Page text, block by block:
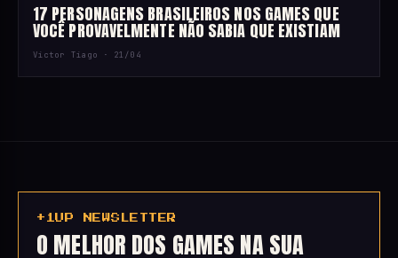
17 PERSONAGENS BRASILEIROS NOS GAMES QUE
VOCÊ PROVAVELMENTE NÃO SABIA QUE EXISTIAM
Victor Tiago · 21/04
+1UP NEWSLETTER
O MELHOR DOS GAMES NA SUA